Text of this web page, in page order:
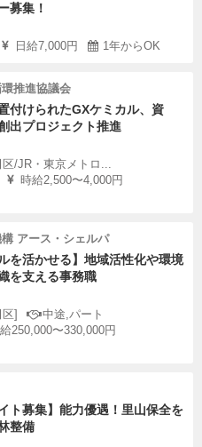
募集！
日給7,000円 1年からOK
推進協議会
付けられたGXケミカル、資
出プロジェクト推進
/JR・東京メトロ...
時給2,500〜4,000円
アース・シェルパ
を活かせる】地域活性化や環境
を支える事務職
]
中途,パート
250,000〜330,000円
ト募集】能力優遇！里山保全を
整備